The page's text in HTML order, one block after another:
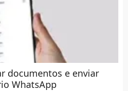
documentos e enviar
WhatsApp